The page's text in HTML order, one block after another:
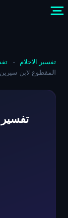
تفسير الاحلام -
المقطوع لابن سيرين
تفسير